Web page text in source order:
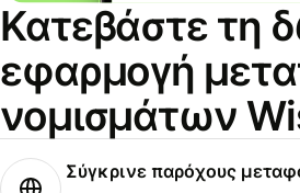
Κατεβάστε τη
εφαρμογή
νομισμάτων
Σύγκρινε παρόχους